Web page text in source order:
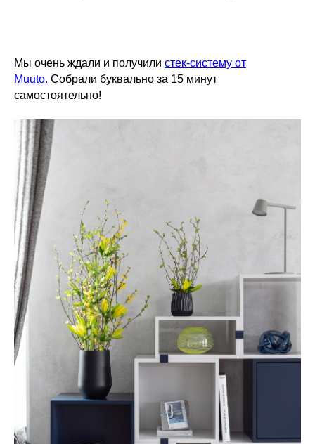
Мы очень ждали и получили стек-систему от
Muuto. Собрали буквально за 15 минут
самостоятельно!